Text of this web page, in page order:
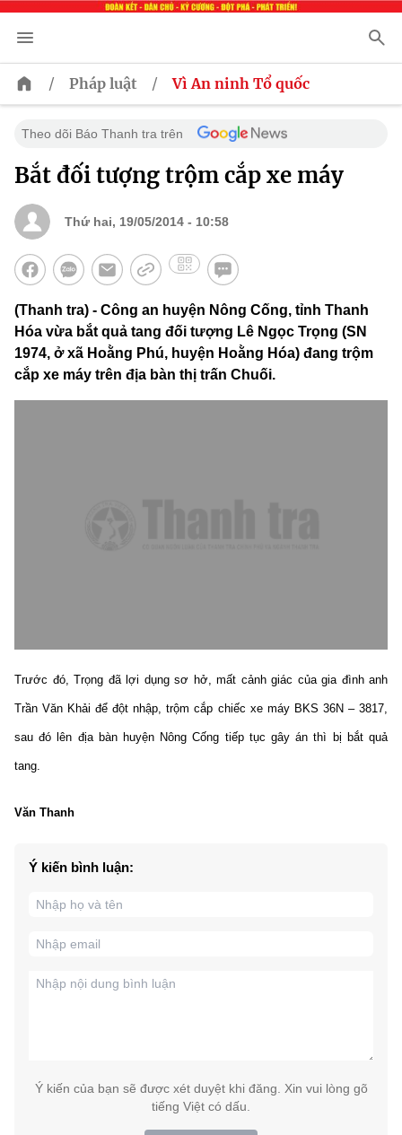
/ Pháp luật / Vì An ninh Tổ quốc
Theo dõi Báo Thanh tra trên
Bắt đối tượng trộm cắp xe máy
Thứ hai, 19/05/2014 - 10:58
(Thanh tra) - Công an huyện Nông Cống, tỉnh Thanh
Hóa vừa bắt quả tang đối tượng Lê Ngọc Trọng (SN
1974, ở xã Hoằng Phú, huyện Hoằng Hóa) đang trộm
cắp xe máy trên địa bàn thị trấn Chuối.
Trước đó, Trọng đã lợi dụng sơ hở, mất cảnh giác của gia đình anh
Trần Văn Khải để đột nhập, trộm cắp chiếc xe máy BKS 36N – 3817,
sau đó lên địa bàn huyện Nông Cống tiếp tục gây án thì bị bắt quả
tang.
Văn Thanh
Ý kiến bình luận:
Ý kiến của bạn sẽ được xét duyệt khi đăng. Xin vui lòng gõ
tiếng Việt có dấu.